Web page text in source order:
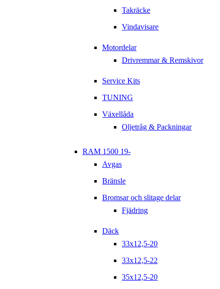
Takräcke
Vindavisare
Motordelar
Drivremmar & Remskivor
Service Kits
TUNING
Växellåda
Oljetråg & Packningar
RAM 1500 19-
Avgas
Bränsle
Bromsar och slitage delar
Fjädring
Däck
33x12,5-20
33x12,5-22
35x12,5-20